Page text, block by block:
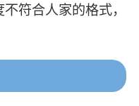
符合人家的格式，